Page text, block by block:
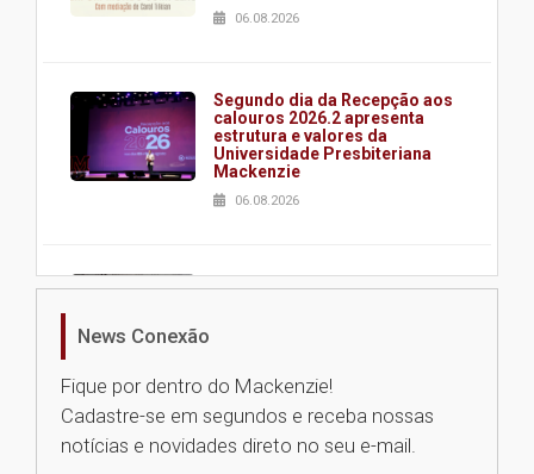
06.08.2026
Segundo dia da Recepção aos
calouros 2026.2 apresenta
estrutura e valores da
Universidade Presbiteriana
Mackenzie
06.08.2026
Nova apresentação do Centro
Universidade Mackenzie
realizará nova edição da Feira
News Conexão
Fique por dentro do Mackenzie!
Cadastre-se em segundos e receba nossas
notícias e novidades direto no seu e-mail.